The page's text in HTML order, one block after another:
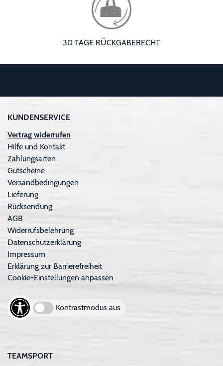
30 TAGE RÜCKGABERECHT
KUNDENSERVICE
Vertrag widerrufen
Hilfe und Kontakt
Zahlungsarten
Gutscheine
Versandbedingungen
Lieferung
Rücksendung
AGB
Widerrufsbelehrung
Datenschutzerklärung
Impressum
Erklärung zur Barrierefreiheit
Cookie-Einstellungen anpassen
Kontrastmodus aus
TEAMSPORT